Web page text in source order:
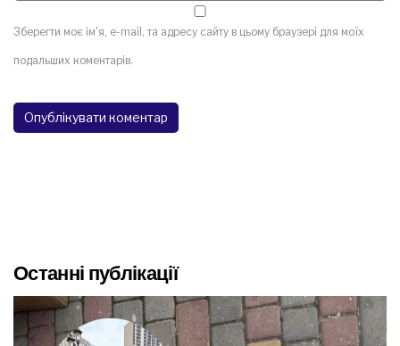
Зберегти моє ім'я, e-mail, та адресу сайту в цьому браузері для моїх
подальших коментарів.
Останні публікації